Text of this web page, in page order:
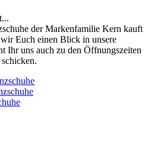
der Markenfamilie Kern kauft
Euch einen Blick in unsere
Ihr uns auch zu den Öffnungszeiten